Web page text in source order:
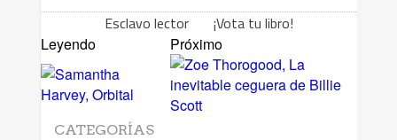
Esclavo lector ¡Vota tu libro!
Leyendo Próximo
CATEGORÍAS